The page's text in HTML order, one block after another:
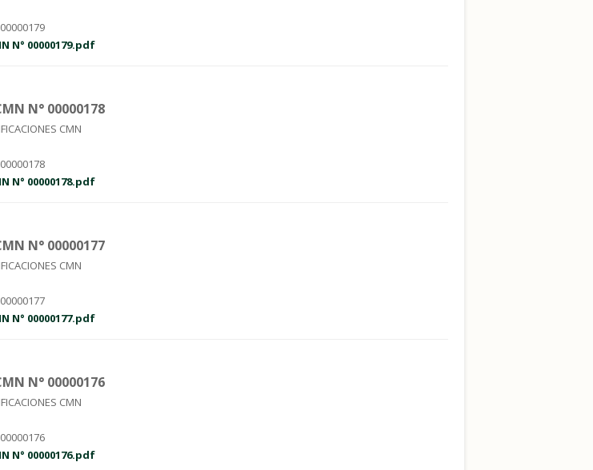
N° 00000179.pdf
N° 00000178
CMN
N° 00000178.pdf
N° 00000177
CMN
N° 00000177.pdf
N° 00000176
CMN
N° 00000176.pdf